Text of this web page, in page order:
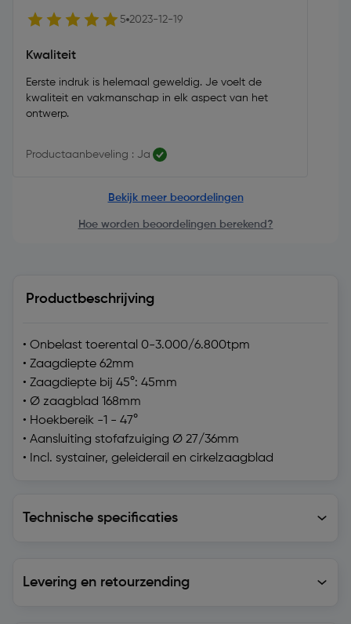
5 2023-12-19
Kwaliteit
Eerste indruk is helemaal geweldig. Je voelt de
kwaliteit en vakmanschap in elk aspect van het
ontwerp.
Productaanbeveling : Ja
Bekijk meer beoordelingen
Hoe worden beoordelingen berekend?
Productbeschrijving
• Onbelast toerental 0-3.000/6.800tpm
• Zaagdiepte 62mm
• Zaagdiepte bij 45°: 45mm
• Ø zaagblad 168mm
• Hoekbereik -1 - 47°
• Aansluiting stofafzuiging Ø 27/36mm
• Incl. systainer, geleiderail en cirkelzaagblad
Technische specificaties
Levering en retourzending